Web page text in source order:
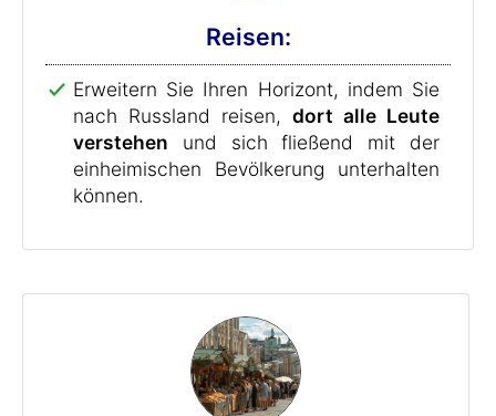
Reisen:
Erweitern Sie Ihren Horizont, indem Sie
nach Russland reisen, dort alle Leute
verstehen und sich fließend mit der
einheimischen Bevölkerung unterhalten
können.